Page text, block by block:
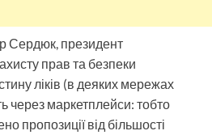
Сердюк, президент
прав та безпеки
ліків (в деяких мережах
через маркетплейси: тобто
пропозиції від більшості